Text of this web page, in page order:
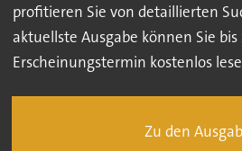
profitieren Sie von detaillierten
aktuellste Ausgabe können Sie bis
Erscheinungstermin kostenlos
Zu den